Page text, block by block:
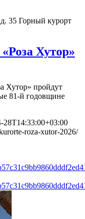
35 Горный курорт
Хутор»
Хутор» пройдут
81-й годовщине
28T14:33:00+03:00
roza-xutor-2026/